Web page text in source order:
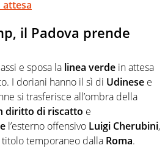
attesa
il Padova prende
e sposa la linea verde in attesa
I doriani hanno il sì di Udinese e
si trasferisce all’ombra della
diritto di riscatto e
l’esterno offensivo Luigi Cherubini,
titolo temporaneo dalla Roma.